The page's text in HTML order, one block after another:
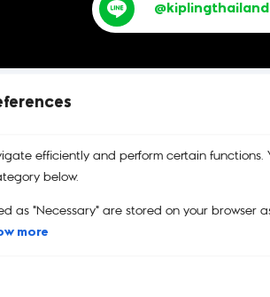
efficiently and perform certain
below.
as "Necessary" are stored on your browser
more
@kiplingthailand
บริการคืนสินค้า
เปลี่ยนและคืนสินค้าได้ง่าย
รับประกันสินค้า